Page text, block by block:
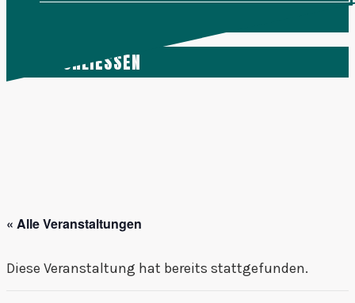
SCHLIESSEN
« Alle Veranstaltungen
Diese Veranstaltung hat bereits stattgefunden.